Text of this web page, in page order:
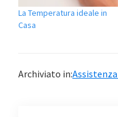
La Temperatura ideale in
Casa
Archiviato in: